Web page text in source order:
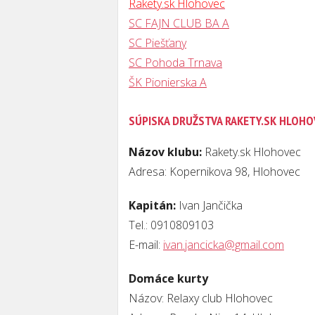
Rakety.sk Hlohovec
SC FAJN CLUB BA A
SC Piešťany
SC Pohoda Trnava
ŠK Pionierska A
SÚPISKA DRUŽSTVA RAKETY.SK
Názov klubu: Rakety.sk Hlohovec
Adresa: Kopernikova 98, Hlohovec
Kapitán: Ivan Jančička
Tel.: 0910809103
E-mail: ivan.jancicka@gmail.com
Domáce kurty
Názov: Relaxy club Hlohovec